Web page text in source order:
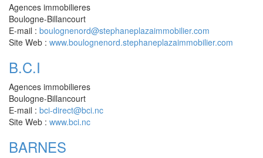
Agences immobilieres
Boulogne-Billancourt
E-mail : boulognenord@stephaneplazaimmobilier.com
Site Web : www.boulognenord.stephaneplazaimmobilier.com
B.C.I
Agences immobilieres
Boulogne-Billancourt
E-mail : bci-direct@bci.nc
Site Web : www.bci.nc
BARNES